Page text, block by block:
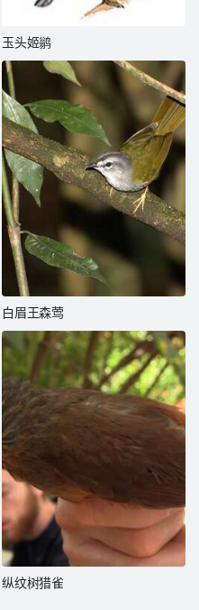
玉头姬鹟
白眉王森莺
纵纹树猎雀